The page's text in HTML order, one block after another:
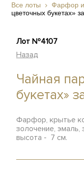
Все лоты Фарфор и
цветочных букетах»
Лот №4107
Назад
Чайная
букетах»
Фарфор, крытье
золочение, эмаль,
высота - 7 см.